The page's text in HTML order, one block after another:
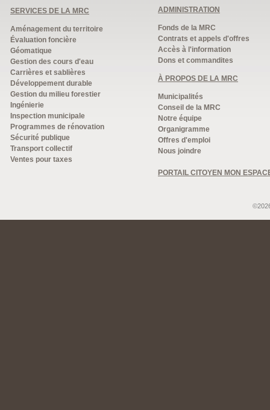
SERVICES DE LA MRC
Aménagement du territoire
Évaluation foncière
Géomatique
Gestion des cours d'eau
Carrières et sablières
Développement durable
Gestion du milieu forestier
Ingénierie
Inspection municipale
Programmes de rénovation
Sécurité publique
Transport collectif
Ventes pour taxes
ADMINISTRATION
Fonds de la MRC
Contrats et appels d'offres
Accès à l'information
Dons et commandites
À PROPOS DE LA MRC
Municipalités
Conseil de la MRC
Notre équipe
Organigramme
Offres d'emploi
Nous joindre
PORTAIL CITOYEN MON